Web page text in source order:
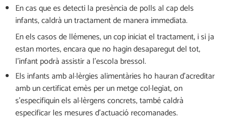
En cas que es detecti la presència de polls al cap dels
infants, caldrà un tractament de manera immediata.
En els casos de llémenes, un cop iniciat el tractament, i si ja
estan mortes, encara que no hagin desaparegut del tot,
l’infant podrà assistir a l’escola bressol.
Els infants amb al·lèrgies alimentàries ho hauran d’acreditar
amb un certificat emès per un metge col·legiat, on
s’especifiquin els al·lèrgens concrets, també caldrà
especificar les mesures d’actuació recomanades.